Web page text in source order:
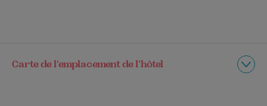
Carte de l’emplacement de l’hôtel